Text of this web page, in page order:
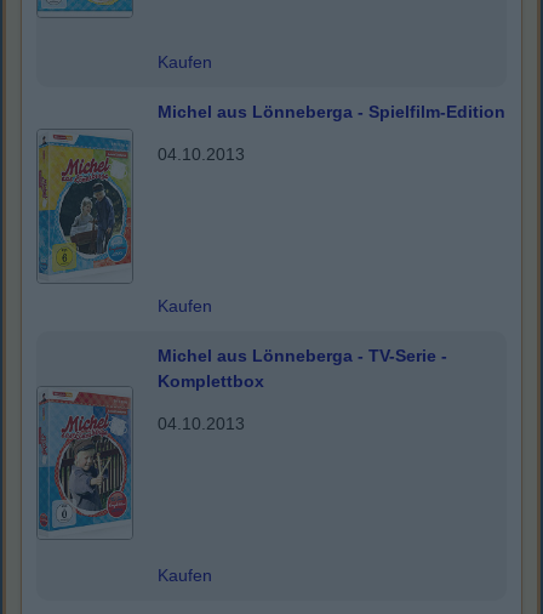
Kaufen
Michel aus Lönneberga - Spielfilm-Edition
04.10.2013
Kaufen
Michel aus Lönneberga - TV-Serie -
Komplettbox
04.10.2013
Kaufen